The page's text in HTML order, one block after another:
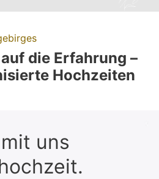
die Erfahrung –
Hochzeiten
uns